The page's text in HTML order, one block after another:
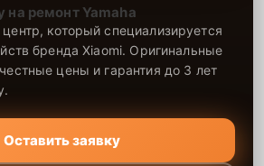
на ремонт Yamaha
который специализируется
бренда Xiaomi. Оригинальные
цены и гарантия до 3 лет
Оставить заявку